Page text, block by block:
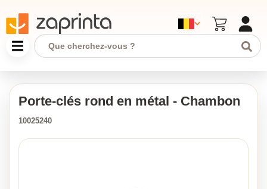
Porte-clés rond en métal - Chambon
10025240